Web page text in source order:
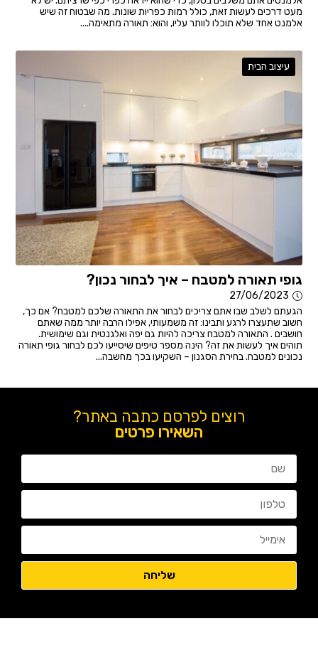
מעט דרכים לעשות זאת, כולל רמות כפריות שונות. מה שבטוח זה שיש
אלמנט אחד שלא תוכלו לוותר עליו, והוא: תאורה מתאימה....
עיצוב הבית
גופי תאורה למטבח – איך לבחור נכון?
27/06/2023
הגעתם לשלב שבו אתם צריכים לבחור את התאורה שלכם למטבח? אם כך,
חשוב שתעצרו לרגע ותבינו: זה משמעותי, אפילו הרבה יותר ממה שאתם
חושבים . התאורה למטבח צריכה להיות גם יפה ואלגנטית וגם שימושית.
תוהים איך לעשות את זה? הינה מספר טיפים שיסייעו לכם לבחור גופי תאורה
נכונים למטבח. בחירת הסגנון – השקיעו בכך מחשבה...
רוצים לפרסם כתבה באתר?
השאירו פרטים